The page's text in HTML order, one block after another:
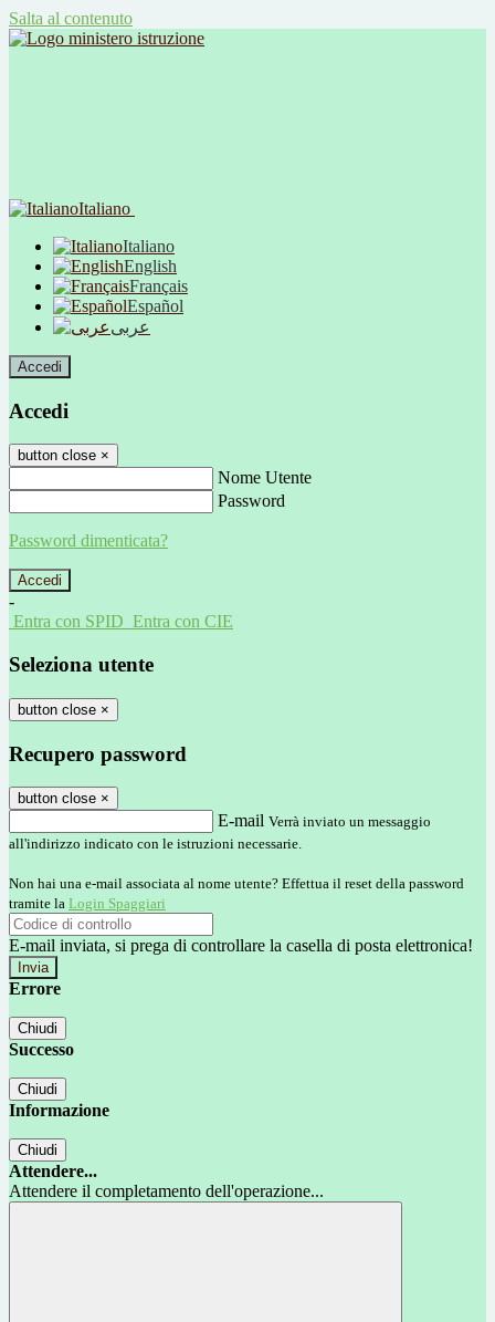
Salta al contenuto
Italiano
Italiano
English
Français
Español
عربى
Accedi
Accedi
button close ×
Nome Utente
Password
Password dimenticata?
-
Entra con SPID Entra con CIE
Seleziona utente
button close ×
Recupero password
button close ×
E-mail Verrà inviato un messaggio
all'indirizzo indicato con le istruzioni necessarie.
Non hai una e-mail associata al nome utente? Effettua il reset della password
tramite la Login Spaggiari
E-mail inviata, si prega di controllare la casella di posta elettronica!
Errore
Chiudi
Successo
Chiudi
Informazione
Chiudi
Attendere...
Attendere il completamento dell'operazione...